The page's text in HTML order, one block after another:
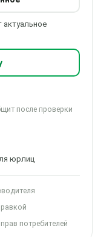
после проверки
юрлиц
потребителей